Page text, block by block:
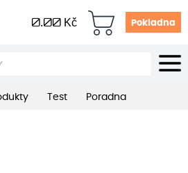
0.00 Kč Pokladna
Test Poradna